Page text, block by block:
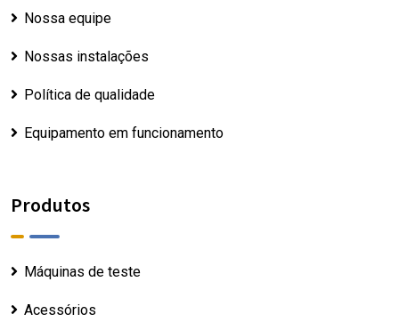
Nossa equipe
Nossas instalações
Política de qualidade
Equipamento em funcionamento
Produtos
Máquinas de teste
Acessórios